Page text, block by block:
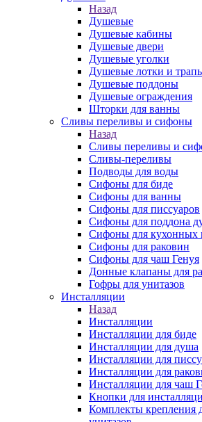
Назад
Душевые
Душевые кабины
Душевые двери
Душевые уголки
Душевые лотки и
Душевые поддоны
Душевые ограждения
Шторки для ванны
Сливы переливы и сифоны
Назад
Сливы переливы и
Сливы-переливы
Подводы для воды
Сифоны для биде
Сифоны для ванны
Сифоны для писсуаров
Сифоны для поддона
Сифоны для кухонных
Сифоны для раковин
Сифоны для чаш Генуя
Донные клапаны для
Гофры для унитазов
Инсталляции
Назад
Инсталляции
Инсталляции для биде
Инсталляции для душа
Инсталляции для
Инсталляции для
Инсталляции для чаш
Кнопки для
Комплекты крепления